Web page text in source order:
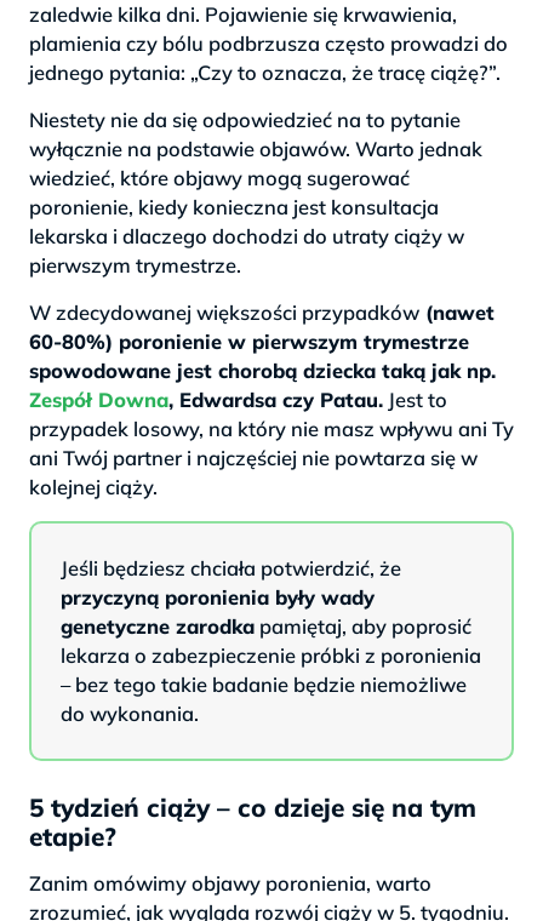
zaledwie kilka dni. Pojawienie się krwawienia,
plamienia czy bólu podbrzusza często prowadzi do
jednego pytania: „Czy to oznacza, że tracę ciążę?”.
Niestety nie da się odpowiedzieć na to pytanie
wyłącznie na podstawie objawów. Warto jednak
wiedzieć, które objawy mogą sugerować
poronienie, kiedy konieczna jest konsultacja
lekarska i dlaczego dochodzi do utraty ciąży w
pierwszym trymestrze.
W zdecydowanej większości przypadków (nawet
60-80%) poronienie w pierwszym trymestrze
spowodowane jest chorobą dziecka taką jak np.
Zespół Downa, Edwardsa czy Patau. Jest to
przypadek losowy, na który nie masz wpływu ani Ty
ani Twój partner i najczęściej nie powtarza się w
kolejnej ciąży.
Jeśli będziesz chciała potwierdzić, że
przyczyną poronienia były wady
genetyczne zarodka pamiętaj, aby poprosić
lekarza o zabezpieczenie próbki z poronienia
– bez tego takie badanie będzie niemożliwe
do wykonania.
5 tydzień ciąży – co dzieje się na tym
etapie?
Zanim omówimy objawy poronienia, warto
zrozumieć, jak wygląda rozwój ciąży w 5. tygodniu.